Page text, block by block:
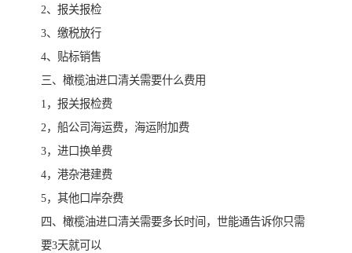
2、报关报检
3、缴税放行
4、贴标销售
三、橄榄油进口清关需要什么费用
1，报关报检费
2，船公司海运费，海运附加费
3，进口换单费
4，港杂港建费
5，其他口岸杂费
四、橄榄油进口清关需要多长时间，世能通告诉你只需
要3天就可以